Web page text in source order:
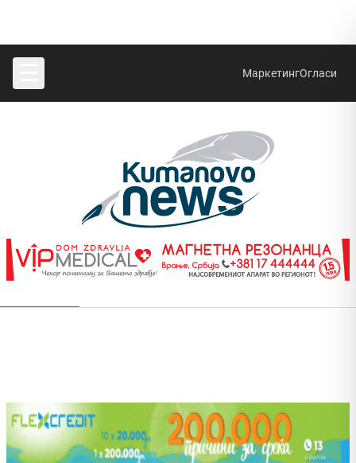
МаркетингОгласи